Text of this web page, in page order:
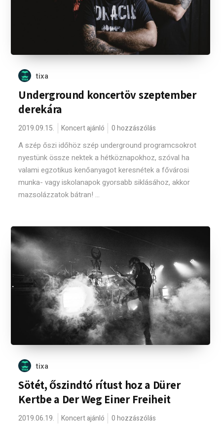
tixa
Underground koncertöv szeptember
derekára
2019.09.15. Koncert ajánló 0 hozzászólás
A szép őszi időhöz szép underground programcsokrot
nyestünk össze nektek a hétköznapokhoz, szóval ha
valami egzotikus kenőanyagot keresnétek a fővárosi
munka- vagy iskolanapok gyorsabb siklásához, akkor
mazsolázzatok bátran! ...
tixa
Sötét, őszindtó rítust hoz a Dürer
Kertbe a Der Weg Einer Freiheit
2019.06.19. Koncert ajánló 0 hozzászólás